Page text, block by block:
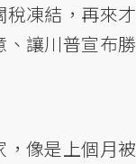
凍結，再來才
讓川普宣布勝
像是上個月被